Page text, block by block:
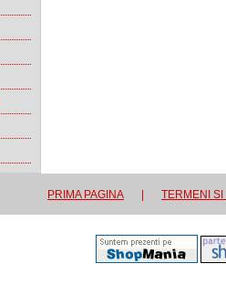
PRIMA PAGINA TERMENI SI